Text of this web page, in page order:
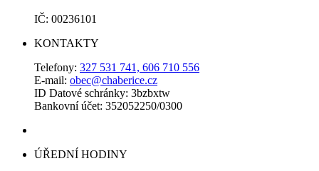
IČ: 00236101
KONTAKTY
Telefony: 327 531 741, 606 710 556
E-mail: obec@chaberice.cz
ID Datové schránky: 3bzbxtw
Bankovní účet: 352052250/0300
ÚŘEDNÍ HODINY